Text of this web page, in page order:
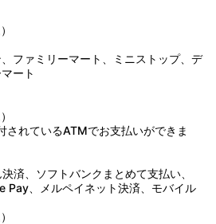
ファミリーマート、ミニストップ、デ
ート
されているATMでお支払いができま
済、ソフトバンクまとめて支払い、
Pay、メルペイネット決済、モバイル